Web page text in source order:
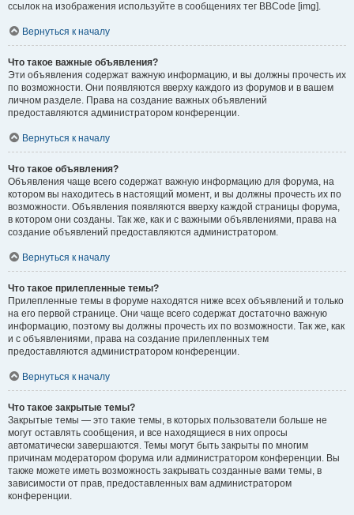
ссылок на изображения используйте в сообщениях тег BBCode [img].
Вернуться к началу
Что такое важные объявления?
Эти объявления содержат важную информацию, и вы должны прочесть их
по возможности. Они появляются вверху каждого из форумов и в вашем
личном разделе. Права на создание важных объявлений
предоставляются администратором конференции.
Вернуться к началу
Что такое объявления?
Объявления чаще всего содержат важную информацию для форума, на
котором вы находитесь в настоящий момент, и вы должны прочесть их по
возможности. Объявления появляются вверху каждой страницы форума,
в котором они созданы. Так же, как и с важными объявлениями, права на
создание объявлений предоставляются администратором.
Вернуться к началу
Что такое прилепленные темы?
Прилепленные темы в форуме находятся ниже всех объявлений и только
на его первой странице. Они чаще всего содержат достаточно важную
информацию, поэтому вы должны прочесть их по возможности. Так же, как
и с объявлениями, права на создание прилепленных тем
предоставляются администратором конференции.
Вернуться к началу
Что такое закрытые темы?
Закрытые темы — это такие темы, в которых пользователи больше не
могут оставлять сообщения, и все находящиеся в них опросы
автоматически завершаются. Темы могут быть закрыты по многим
причинам модератором форума или администратором конференции. Вы
также можете иметь возможность закрывать созданные вами темы, в
зависимости от прав, предоставленных вам администратором
конференции.